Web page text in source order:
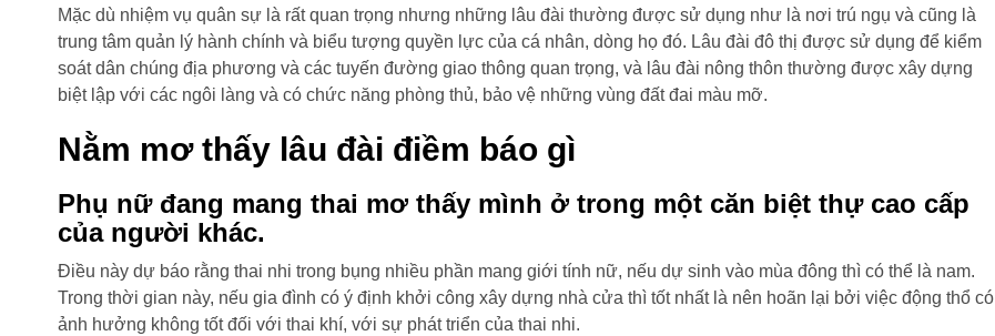
Mặc dù nhiệm vụ quân sự là rất quan trọng nhưng những lâu đài thường được sử dụng như là nơi trú ngụ và cũng là
trung tâm quản lý hành chính và biểu tượng quyền lực của cá nhân, dòng họ đó. Lâu đài đô thị được sử dụng để kiểm
soát dân chúng địa phương và các tuyến đường giao thông quan trọng, và lâu đài nông thôn thường được xây dựng
biệt lập với các ngôi làng và có chức năng phòng thủ, bảo vệ những vùng đất đai màu mỡ.
Nằm mơ thấy lâu đài điềm báo gì
Phụ nữ đang mang thai mơ thấy mình ở trong một căn biệt thự cao cấp
của người khác.
Điều này dự báo rằng thai nhi trong bụng nhiều phần mang giới tính nữ, nếu dự sinh vào mùa đông thì có thể là nam.
Trong thời gian này, nếu gia đình có ý định khởi công xây dựng nhà cửa thì tốt nhất là nên hoãn lại bởi việc động thổ có
ảnh hưởng không tốt đối với thai khí, với sự phát triển của thai nhi.